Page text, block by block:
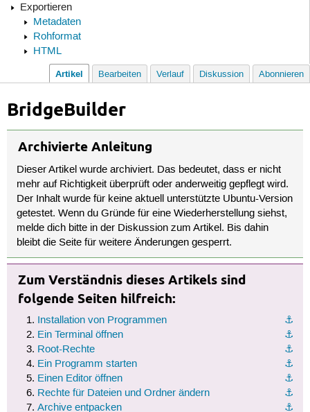
Exportieren
Metadaten
Rohformat
HTML
Artikel Bearbeiten Verlauf Diskussion Abonnieren
BridgeBuilder
Archivierte Anleitung
Dieser Artikel wurde archiviert. Das bedeutet, dass er nicht
mehr auf Richtigkeit überprüft oder anderweitig gepflegt wird.
Der Inhalt wurde für keine aktuell unterstützte Ubuntu-Version
getestet. Wenn du Gründe für eine Wiederherstellung siehst,
melde dich bitte in der Diskussion zum Artikel. Bis dahin
bleibt die Seite für weitere Änderungen gesperrt.
Zum Verständnis dieses Artikels sind
folgende Seiten hilfreich:
⚓︎
Installation von Programmen
⚓︎
Ein Terminal öffnen
⚓︎
Root-Rechte
⚓︎
Ein Programm starten
⚓︎
Einen Editor öffnen
⚓︎
Rechte für Dateien und Ordner ändern
⚓︎
Archive entpacken